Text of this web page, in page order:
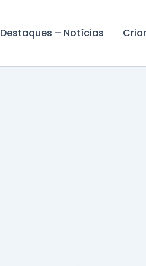
Destaques – Notícias